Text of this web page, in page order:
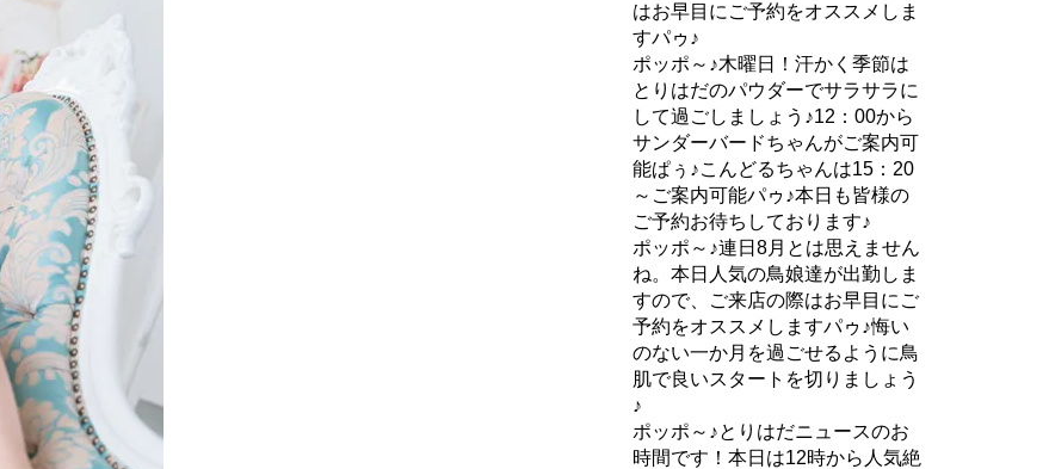
はお早目にご予約をオススメしま
すパゥ♪
ポッポ～♪木曜日！汗かく季節は
とりはだのパウダーでサラサラに
して過ごしましょう♪12：00から
サンダーバードちゃんがご案内可
能ぱぅ♪こんどるちゃんは15：20
～ご案内可能パゥ♪本日も皆様の
ご予約お待ちしております♪
ポッポ～♪連日8月とは思えません
ね。本日人気の鳥娘達が出勤しま
すので、ご来店の際はお早目にご
予約をオススメしますパゥ♪悔い
のない一か月を過ごせるように鳥
肌で良いスタートを切りましょう
♪
ポッポ～♪とりはだニュースのお
時間です！本日は12時から人気絶